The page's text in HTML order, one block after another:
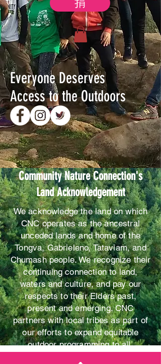
捐
Everyone Deserves
Access to the Outdoors
Community Nature Connection's
Land Acknowledgement
We acknowledge the land on which
CNC operates as the ancestral
unceded lands and home of the
Tongva, Gabrieleno, Tataviam, and
Chumash people. We recognize their
continuing connection to land,
waters and culture, and pay our
respects to their Elders past,
present and emerging. CNC
partners with local tribes as part of
our efforts to expand equitable
outdoor programming to all.